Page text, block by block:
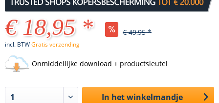
€ 18,95 * € 49,95 *
incl. BTWGratis verzending
Onmiddellijke download + productsleutel
In het winkelmandje